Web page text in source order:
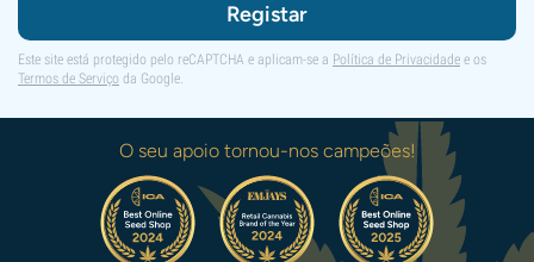
Registar
Este site está protegido pelo reCAPTCHA e aplicam-se a Política de Privacidade e os
Termos de Serviço da Google.
O seu apoio tornou-nos campeões!